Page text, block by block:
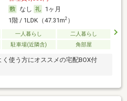
なし
1ヶ月
1階 / 1LDK（47.31m2）
一人暮らし
二人暮らし
駐車場(近隣含) 角部屋
使う方にオススメの宅配BOX付